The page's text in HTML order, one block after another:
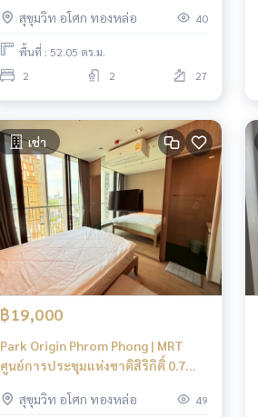
Unit 2b2b
สุขุมวิท อโศก ทองหล่อ 40
พื้นที่ : 52.05 ตร.ม.
2
2 27
เช่า
฿19,000
Park Origin Phrom Phong | MRT
ศูนย์การประชุมแห่งชาติสิริกิติ์ 0.7
สุขุมวิท อโศก ทองหล่อ
49